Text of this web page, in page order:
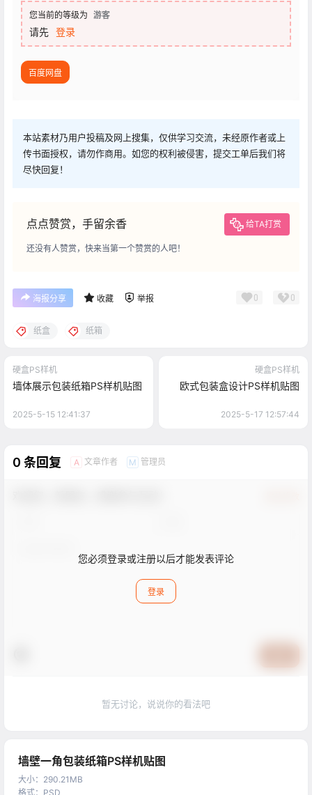
您当前的等级为 游客
请先 登录
百度网盘
本站素材乃用户投稿及网上搜集，仅供学习交流，未经原作者或上
传书面授权，请勿作商用。如您的权利被侵害，提交工单后我们将
尽快回复！
点点赞赏，手留余香 给TA打赏
还没有人赞赏，快来当第一个赞赏的人吧！
海报分享 收藏 举报 0 0
纸盒 纸箱
硬盒PS样机
墙体展示包装纸箱PS样机贴图
2025-5-15 12:41:37
硬盒PS样机
欧式包装盒设计PS样机贴图
2025-5-17 12:57:44
0 条回复 A 文章作者 M 管理员
您必须登录或注册以后才能发表评论
登录
暂无讨论，说说你的看法吧
墙壁一角包装纸箱PS样机贴图
大小： 290.21MB
格式： PSD